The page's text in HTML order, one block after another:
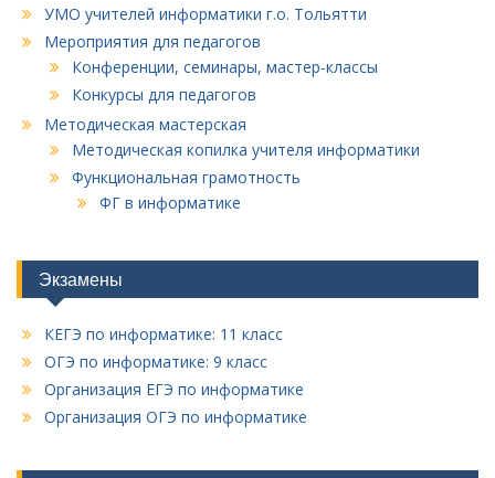
УМО учителей информатики г.о. Тольятти
Мероприятия для педагогов
Конференции, семинары, мастер-классы
Конкурсы для педагогов
Методическая мастерская
Методическая копилка учителя информатики
Функциональная грамотность
ФГ в информатике
Экзамены
КЕГЭ по информатике: 11 класс
ОГЭ по информатике: 9 класс
Организация ЕГЭ по информатике
Организация ОГЭ по информатике